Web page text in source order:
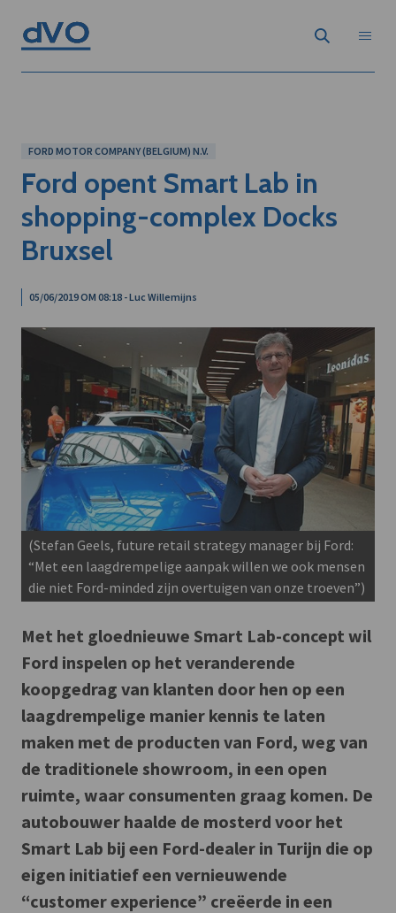
FORD MOTOR COMPANY (BELGIUM) N.V.
Ford opent Smart Lab in
shopping-complex Docks
Bruxsel
05/06/2019 OM 08:18 - Luc Willemijns
(Stefan Geels, future retail strategy manager bij Ford:
“Met een laagdrempelige aanpak willen we ook mensen
die niet Ford-minded zijn overtuigen van onze troeven”)
Met het gloednieuwe Smart Lab-concept wil
Ford inspelen op het veranderende
koopgedrag van klanten door hen op een
laagdrempelige manier kennis te laten
maken met de producten van Ford, weg van
de traditionele showroom, in een open
ruimte, waar consumenten graag komen. De
autobouwer haalde de mosterd voor het
Smart Lab bij een Ford-dealer in Turijn die op
eigen initiatief een vernieuwende
“customer experience” creëerde in een